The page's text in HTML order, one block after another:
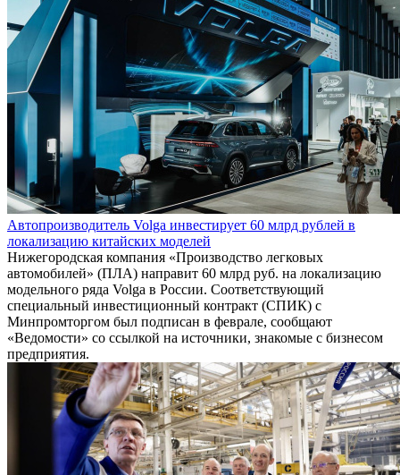
Автопроизводитель Volga инвестирует 60 млрд рублей в
локализацию китайских моделей
Нижегородская компания «Производство легковых
автомобилей» (ПЛА) направит 60 млрд руб. на локализацию
модельного ряда Volga в России. Соответствующий
специальный инвестиционный контракт (СПИК) с
Минпромторгом был подписан в феврале, сообщают
«Ведомости» со ссылкой на источники, знакомые с бизнесом
предприятия.